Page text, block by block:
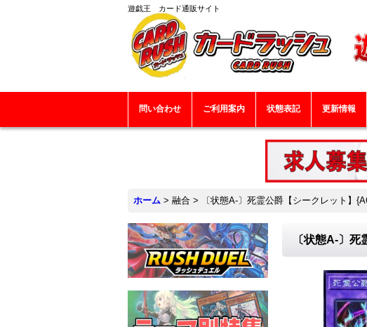
遊戯王 カード通販サイト
問い合わせ ご利用案内 状態表記 更新情報
ホーム > 融合 > 〔状態A-〕死霊公爵【シークレット】
〔状態A-〕